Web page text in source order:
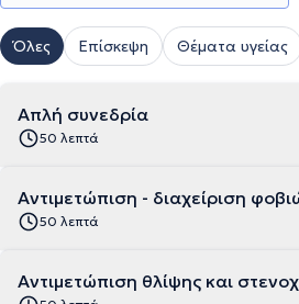
Όλες Επίσκεψη Θέματα υγείας
Απλή συνεδρία
50 λεπτά
Αντιμετώπιση - διαχείριση
50 λεπτά
Αντιμετώπιση θλίψης και